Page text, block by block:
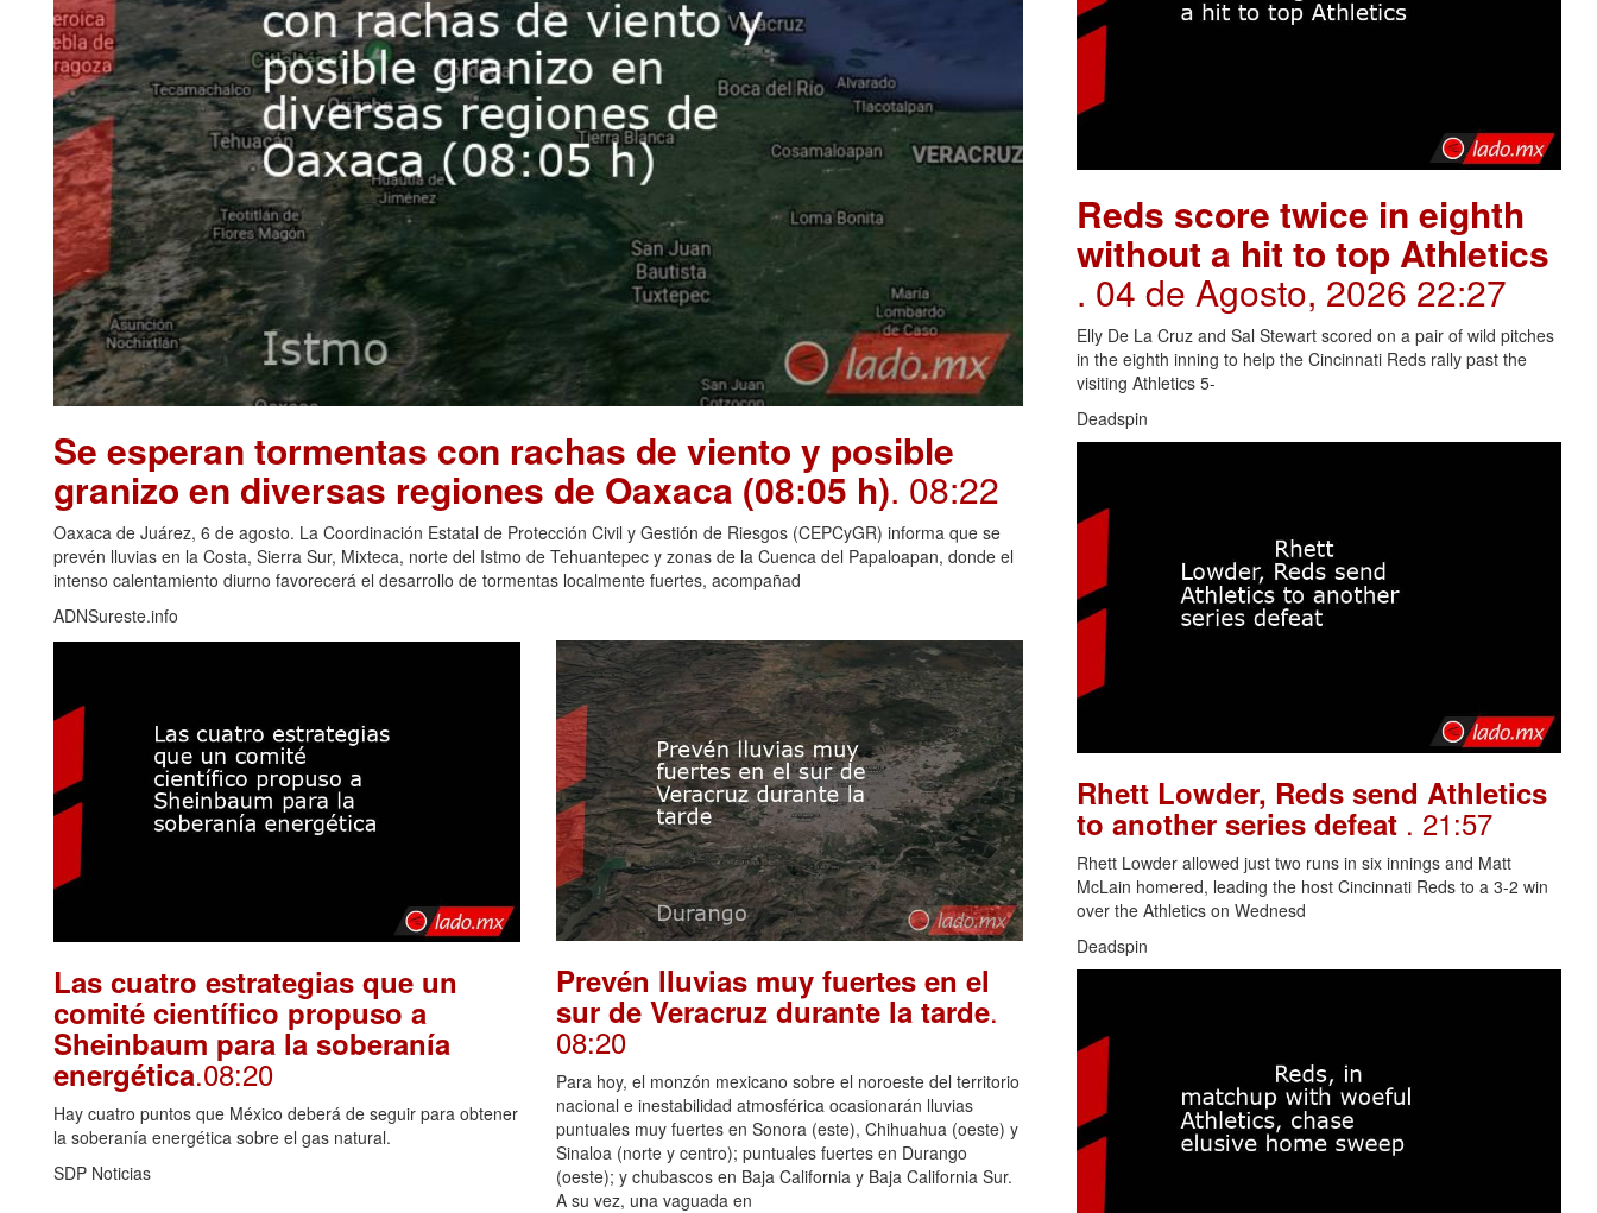
Se esperan tormentas con rachas de viento y posible
granizo en diversas regiones de Oaxaca (08:05 h). 08:22
Oaxaca de Juárez, 6 de agosto. La Coordinación Estatal de Protección Civil y Gestión de Riesgos (CEPCyGR) informa que se
prevén lluvias en la Costa, Sierra Sur, Mixteca, norte del Istmo de Tehuantepec y zonas de la Cuenca del Papaloapan, donde el
intenso calentamiento diurno favorecerá el desarrollo de tormentas localmente fuertes, acompañad
ADNSureste.info
Las cuatro estrategias que un
comité científico propuso a
Sheinbaum para la soberanía
energética.08:20
Hay cuatro puntos que México deberá de seguir para obtener
la soberanía energética sobre el gas natural.
SDP Noticias
Prevén lluvias muy fuertes en el
sur de Veracruz durante la tarde.
08:20
Para hoy, el monzón mexicano sobre el noroeste del territorio
nacional e inestabilidad atmosférica ocasionarán lluvias
puntuales muy fuertes en Sonora (este), Chihuahua (oeste) y
Sinaloa (norte y centro); puntuales fuertes en Durango
(oeste); y chubascos en Baja California y Baja California Sur.
A su vez, una vaguada en
Reds score twice in eighth
without a hit to top Athletics
. 04 de Agosto, 2026 22:27
Elly De La Cruz and Sal Stewart scored on a pair of wild pitches
in the eighth inning to help the Cincinnati Reds rally past the
visiting Athletics 5-
Deadspin
Rhett Lowder, Reds send Athletics
to another series defeat . 21:57
Rhett Lowder allowed just two runs in six innings and Matt
McLain homered, leading the host Cincinnati Reds to a 3-2 win
over the Athletics on Wednesd
Deadspin